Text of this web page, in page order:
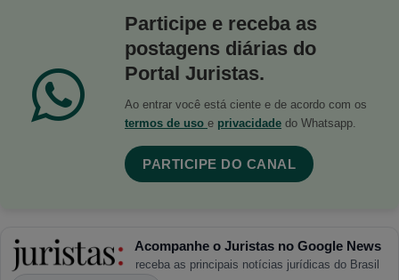
Participe e receba as
postagens diárias do
Portal Juristas.
Ao entrar você está ciente e de acordo com os
termos de uso e privacidade do Whatsapp.
PARTICIPE DO CANAL
Acompanhe o Juristas no Google News
receba as principais notícias jurídicas do Brasil